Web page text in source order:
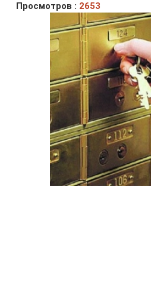
Просмотров : 2653